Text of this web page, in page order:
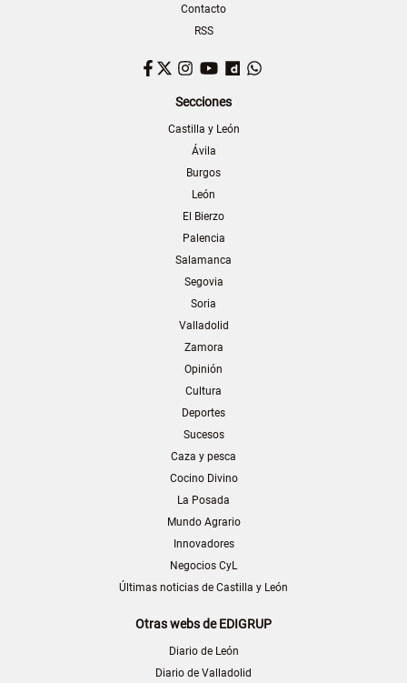
Contacto
RSS
Facebook
TwitterInstagram
YouTubeDailymotion
Secciones
Castilla y León
Ávila
Burgos
León
El Bierzo
Palencia
Salamanca
Segovia
Soria
Valladolid
Zamora
Opinión
Cultura
Deportes
Sucesos
Caza y pesca
Cocino Divino
La Posada
Mundo Agrario
Innovadores
Negocios CyL
Últimas noticias de Castilla y León
Otras webs de EDIGRUP
Diario de León
Diario de Valladolid